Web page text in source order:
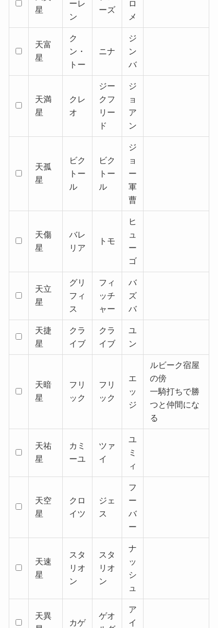
星
ーレ
ン
ーズ
ロ
メ
天富
星
ク
ン・
トー
ニナ
ジ
ン
バ
天満
星
クレ
オ
ジー
クフ
リー
ド
ジ
ョ
ア
ン
天孤
星
ビク
トー
ル
ビク
トー
ル
ジ
ョ
ー
軍
曹
天傷
星
バレ
リア
トモ
ヒ
ュ
ー
ゴ
天立
星
グリ
フィ
ス
フィ
ッチ
ャー
バ
ズ
バ
天捷
星
クラ
イブ
クラ
イブ
ユ
ン
天暗
星
フリ
ック
フリ
ック
エ
ッ
ジ
ルビーク宿屋
の傍
一騎打ちで勝
つと仲間にな
る
天祐
星
カミ
ーユ
ツァ
イ
ユ
ミ
ィ
天空
星
クロ
イツ
ジェ
ス
フ
ー
バ
ー
天速
星
スタ
リオ
ン
スタ
リオ
ン
ナ
ッ
シ
ュ
天異
カゲ
ゲオ
ア
イ